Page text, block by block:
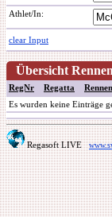
Athlet/In:
clear Input
Übersicht
RegNr Regatta Rennen
Es wurden keine Einträge
Regasoft LIVE